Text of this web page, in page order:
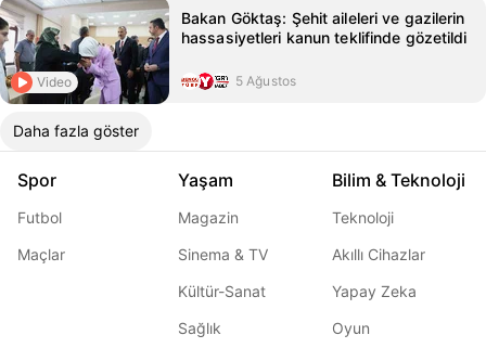
Video
Bakan Göktaş: Şehit aileleri ve gazilerin
hassasiyetleri kanun teklifinde gözetildi
5 Ağustos
Daha fazla göster
Spor
Futbol
Maçlar
Yaşam
Magazin
Sinema & TV
Kültür-Sanat
Sağlık
Bilim & Teknoloji
Teknoloji
Akıllı Cihazlar
Yapay Zeka
Oyun